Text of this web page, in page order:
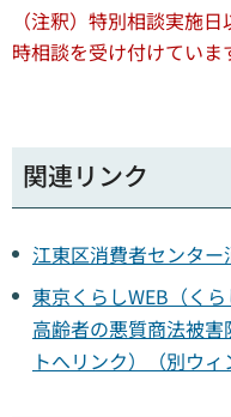
（注釈）特別相談実施
時相談を受け付けていま
関連リンク
江東区消費者センター
東京くらしWEB（く
高齢者の悪質商法被
トへリンク）（別ウィ